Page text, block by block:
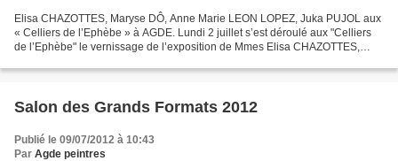
Elisa CHAZOTTES, Maryse DÔ, Anne Marie LEON LOPEZ, Juka PUJOL aux
« Celliers de l’Ephèbe » à AGDE. Lundi 2 juillet s’est déroulé aux "Celliers
de l’Ephèbe" le vernissage de l’exposition de Mmes Elisa CHAZOTTES,
Salon des Grands Formats 2012
Publié le 09/07/2012 à 10:43
Par Agde peintres